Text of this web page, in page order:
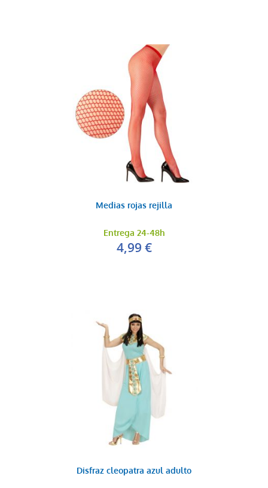
Medias rojas rejilla
Entrega 24-48h
4,99 €
Disfraz cleopatra azul adulto